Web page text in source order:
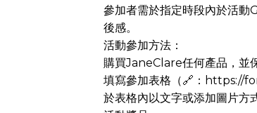
參加者需於指定時段內於活
後感。
活動參加方法：
購買JaneClare任何產品，並
填寫參加表格（🔗：https://
於表格內以文字或添加圖片